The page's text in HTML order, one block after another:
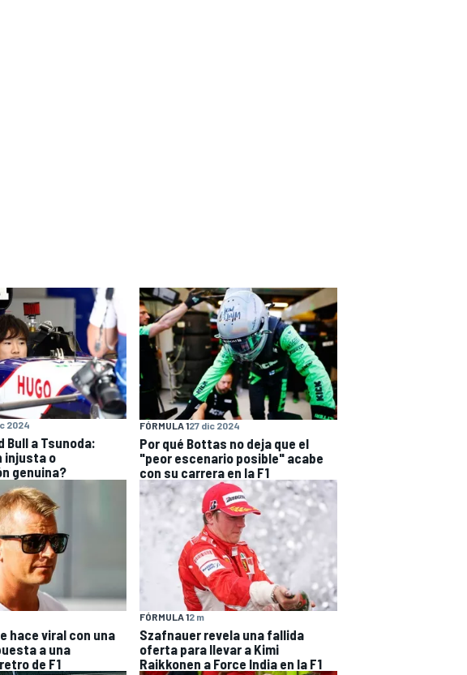
2024
Bull a Tsunoda:
injusta o
genuina?
FÓRMULA 127 dic 2024
Por qué Bottas no deja que el
"peor escenario posible" acabe
con su carrera en la F1
hace viral con una
a una
de F1
FÓRMULA 12 m
Szafnauer revela una fallida
oferta para llevar a Kimi
Raikkonen a Force India en la F1